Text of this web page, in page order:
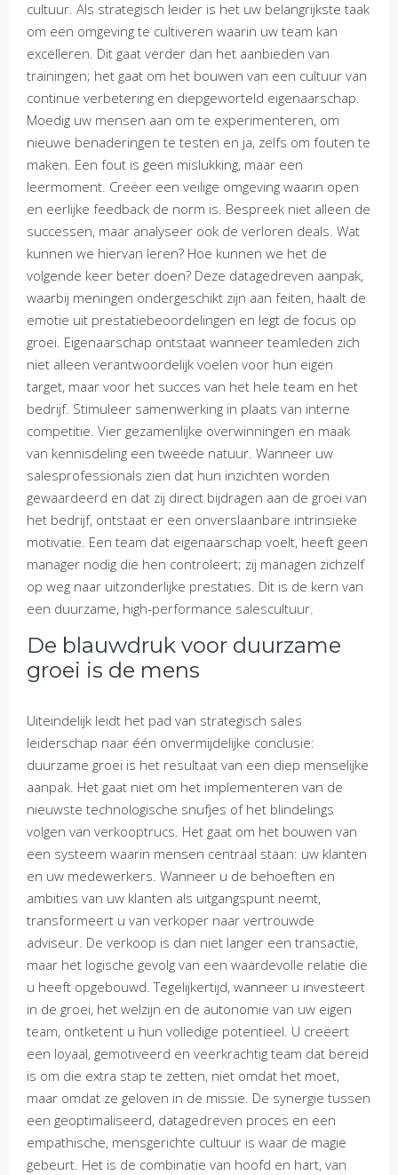
cultuur. Als strategisch leider is het uw belangrijkste taak
om een omgeving te cultiveren waarin uw team kan
excelleren. Dit gaat verder dan het aanbieden van
trainingen; het gaat om het bouwen van een cultuur van
continue verbetering en diepgeworteld eigenaarschap.
Moedig uw mensen aan om te experimenteren, om
nieuwe benaderingen te testen en ja, zelfs om fouten te
maken. Een fout is geen mislukking, maar een
leermoment. Creëer een veilige omgeving waarin open
en eerlijke feedback de norm is. Bespreek niet alleen de
successen, maar analyseer ook de verloren deals. Wat
kunnen we hiervan leren? Hoe kunnen we het de
volgende keer beter doen? Deze datagedreven aanpak,
waarbij meningen ondergeschikt zijn aan feiten, haalt de
emotie uit prestatiebeoordelingen en legt de focus op
groei. Eigenaarschap ontstaat wanneer teamleden zich
niet alleen verantwoordelijk voelen voor hun eigen
target, maar voor het succes van het hele team en het
bedrijf. Stimuleer samenwerking in plaats van interne
competitie. Vier gezamenlijke overwinningen en maak
van kennisdeling een tweede natuur. Wanneer uw
salesprofessionals zien dat hun inzichten worden
gewaardeerd en dat zij direct bijdragen aan de groei van
het bedrijf, ontstaat er een onverslaanbare intrinsieke
motivatie. Een team dat eigenaarschap voelt, heeft geen
manager nodig die hen controleert; zij managen zichzelf
op weg naar uitzonderlijke prestaties. Dit is de kern van
een duurzame, high-performance salescultuur.
De blauwdruk voor duurzame
groei is de mens
Uiteindelijk leidt het pad van strategisch sales
leiderschap naar één onvermijdelijke conclusie:
duurzame groei is het resultaat van een diep menselijke
aanpak. Het gaat niet om het implementeren van de
nieuwste technologische snufjes of het blindelings
volgen van verkooptrucs. Het gaat om het bouwen van
een systeem waarin mensen centraal staan: uw klanten
en uw medewerkers. Wanneer u de behoeften en
ambities van uw klanten als uitgangspunt neemt,
transformeert u van verkoper naar vertrouwde
adviseur. De verkoop is dan niet langer een transactie,
maar het logische gevolg van een waardevolle relatie die
u heeft opgebouwd. Tegelijkertijd, wanneer u investeert
in de groei, het welzijn en de autonomie van uw eigen
team, ontketent u hun volledige potentieel. U creëert
een loyaal, gemotiveerd en veerkrachtig team dat bereid
is om die extra stap te zetten, niet omdat het moet,
maar omdat ze geloven in de missie. De synergie tussen
een geoptimaliseerd, datagedreven proces en een
empathische, mensgerichte cultuur is waar de magie
gebeurt. Het is de combinatie van hoofd en hart, van